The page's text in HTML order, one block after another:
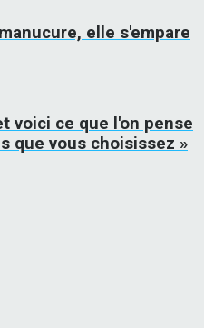
elle s'empare
voici ce que l'on pense
que vous choisissez »